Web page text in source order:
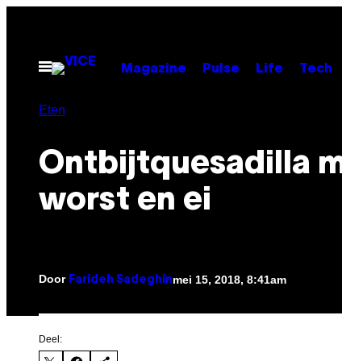
Open
menu
Magazine Pulse Life Tech
Eten
Ontbijtquesadilla
worst en ei
Door Farideh Sadeghinmei 15, 2018, 8:41am
Deel: